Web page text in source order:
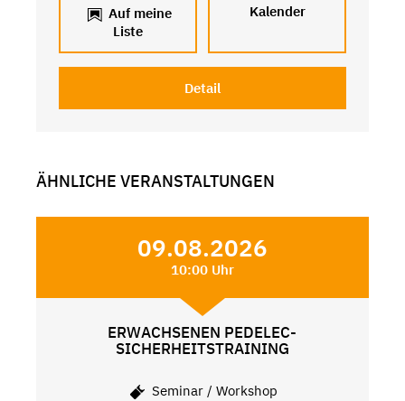
Auf meine
Liste
Kalender
Detail
ÄHNLICHE VERANSTALTUNGEN
09.08.2026
10:00 Uhr
ERWACHSENEN PEDELEC-
SICHERHEITSTRAINING
Seminar / Workshop